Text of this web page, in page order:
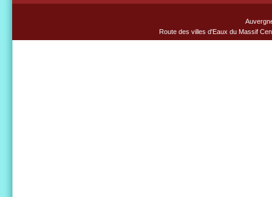
Route des villes d'Eaux du Massif